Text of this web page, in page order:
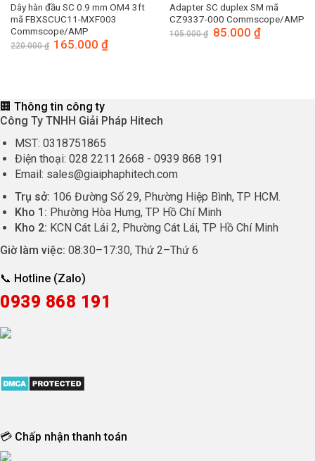
Dây hàn đầu SC 0.9 mm OM4 3ft
mã FBXSCUC11-MXF003
Commscope/AMP
220.000₫ Giá
gốc
165.000₫
Adapter SC duplex SM mã
CZ9337-000 Commscope/AMP
105.000₫ Giá
gốc
85.000 ₫Giá
🏢 Thông tin công ty
Công Ty TNHH Giải Pháp Hitech
MST: 0318751865
Điện thoại: 028 2211 2668 - 0939 868 191
Email: sales@giaiphaphitech.com
Trụ sở: 106 Đường Số 29, Phường Hiệp Bình, TP HCM.
Kho 1: Phường Hòa Hưng, TP Hồ Chí Minh
Kho 2: KCN Cát Lái 2, Phường Cát Lái, TP Hồ Chí Minh
Giờ làm việc: 08:30–17:30, Thứ 2–Thứ 6
📞 Hotline (Zalo)
0939 868 191
💳 Chấp nhận thanh toán